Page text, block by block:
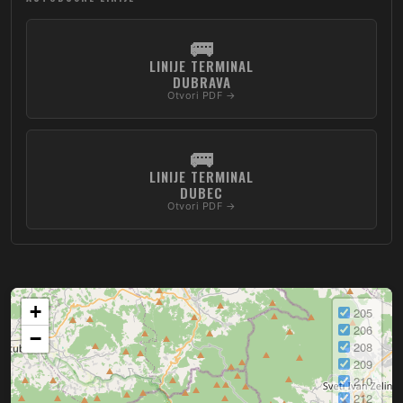
🚌
LINIJE TERMINAL
DUBRAVA
Otvori PDF →
🚌
LINIJE TERMINAL
DUBEC
Otvori PDF →
+
−
205
206
208
209
210
212